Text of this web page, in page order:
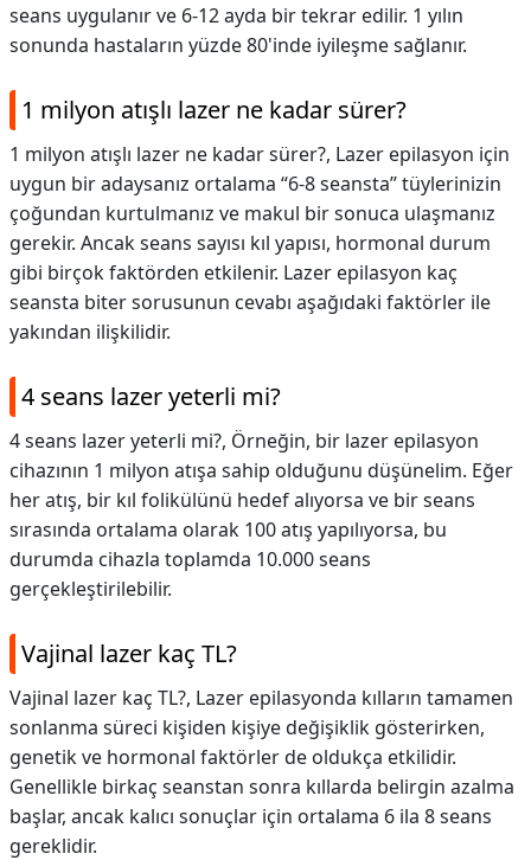
seans uygulanır ve 6-12 ayda bir tekrar edilir. 1 yılın
sonunda hastaların yüzde 80'inde iyileşme sağlanır.
1 milyon atışlı lazer ne kadar sürer?
1 milyon atışlı lazer ne kadar sürer?, Lazer epilasyon için
uygun bir adaysanız ortalama “6-8 seansta” tüylerinizin
çoğundan kurtulmanız ve makul bir sonuca ulaşmanız
gerekir. Ancak seans sayısı kıl yapısı, hormonal durum
gibi birçok faktörden etkilenir. Lazer epilasyon kaç
seansta biter sorusunun cevabı aşağıdaki faktörler ile
yakından ilişkilidir.
4 seans lazer yeterli mi?
4 seans lazer yeterli mi?, Örneğin, bir lazer epilasyon
cihazının 1 milyon atışa sahip olduğunu düşünelim. Eğer
her atış, bir kıl folikülünü hedef alıyorsa ve bir seans
sırasında ortalama olarak 100 atış yapılıyorsa, bu
durumda cihazla toplamda 10.000 seans
gerçekleştirilebilir.
Vajinal lazer kaç TL?
Vajinal lazer kaç TL?, Lazer epilasyonda kılların tamamen
sonlanma süreci kişiden kişiye değişiklik gösterirken,
genetik ve hormonal faktörler de oldukça etkilidir.
Genellikle birkaç seanstan sonra kıllarda belirgin azalma
başlar, ancak kalıcı sonuçlar için ortalama 6 ila 8 seans
gereklidir.